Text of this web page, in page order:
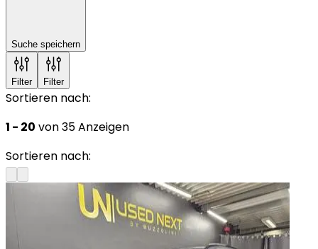
Suche speichern
Filter Filter
Sortieren nach:
1 - 20 von 35 Anzeigen
Sortieren nach: